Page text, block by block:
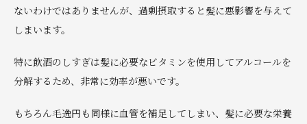
ないわけではありませんが、過剰摂取すると髪に悪影響を与えて
しまいます。
特に飲酒のしすぎは髪に必要なビタミンを使用してアルコールを
分解するため、非常に効率が悪いです。
もちろん毛逸円も同様に血管を補足してしまい、髪に必要な栄養